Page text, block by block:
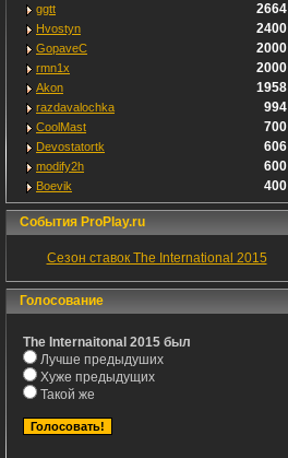
ggtt 2664
Hvostyn 2400
GopaveC 2000
rmn1x 2000
Akon 1958
razdavalochka 994
CoolMast 700
Devostatortk 606
modify2h 600
Boevik 400
События ProPlay.ru
Сезон ставок The International 2015
Голосование
The Internaitonal 2015 был
Лучше предыдуших
Хуже предыдущих
Такой же